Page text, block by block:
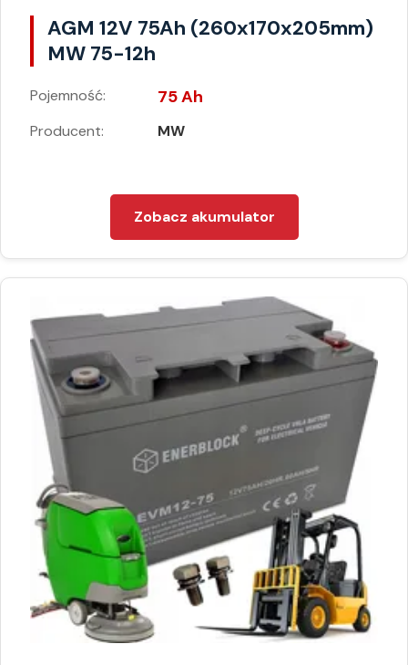
AGM 12V 75Ah (260x170x205mm)
MW 75-12h
Pojemność: 75 Ah
Producent: MW
Zobacz akumulator